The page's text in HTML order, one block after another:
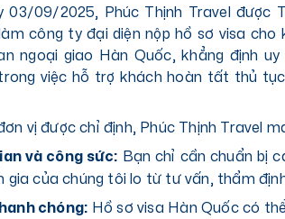
03/09/2025, Phúc Thịnh Travel được
công ty đại diện nộp hồ sơ visa
ngoại giao Hàn Quốc, khẳng định
việc hỗ trợ khách hoàn tất thủ
vị được chỉ định, Phúc Thịnh Travel
và công sức: Bạn chỉ cần chuẩn bị
gia của chúng tôi lo từ tư vấn, thẩm
chóng: Hồ sơ visa Hàn Quốc có